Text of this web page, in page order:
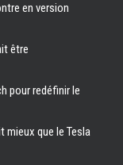
en version
être
pour redéfinir le
mieux que le Tesla